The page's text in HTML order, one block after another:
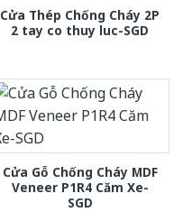
Cửa Thép Chống Cháy 2P
2 tay co thuy luc-SGD
Cửa Gỗ Chống Cháy MDF
Veneer P1R4 Căm Xe-
SGD